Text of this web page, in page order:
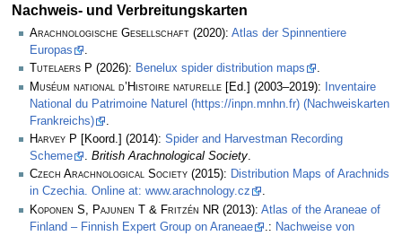
Nachweis- und Verbreitungskarten
Arachnologische Gesellschaft (2020): Atlas der Spinnentiere
Europas
.
Tutelaers P (2026): Benelux spider distribution maps
.
Muséum national d’Histoire naturelle [Ed.] (2003–2019):
Inventaire
National du Patrimoine Naturel (https://inpn.mnhn.fr) (Nachweiskarten
Frankreichs)
Harvey P [Koord.] (2014): Spider and Harvestman Recording
Scheme
. British Arachnological Society.
Czech Arachnological Society (2015): Distribution Maps of Arachnids
in Czechia. Online at: www.arachnology.cz
.
Koponen S, Pajunen T & Fritzén NR (2013): Atlas of the Araneae of
Finland – Finnish Expert Group on Araneae
.: Nachweise von